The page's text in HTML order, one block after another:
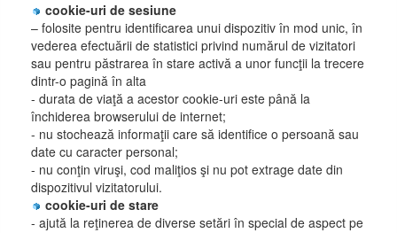
cookie-uri de sesiune
– folosite pentru identificarea unui dispozitiv în mod unic, în
vederea efectuării de statistici privind numărul de vizitatori
sau pentru păstrarea în stare activă a unor funcţii la trecere
dintr-o pagină în alta
- durata de viaţă a acestor cookie-uri este până la
închiderea browserului de internet;
- nu stochează informaţii care să identifice o persoană sau
date cu caracter personal;
- nu conţin viruşi, cod maliţios şi nu pot extrage date din
dispozitivul vizitatorului.
cookie-uri de stare
- ajută la reţinerea de diverse setări în special de aspect pe